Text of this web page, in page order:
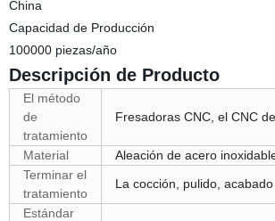
China
Capacidad de Producción
100000 piezas/año
Descripción de Producto
El método
de
tratamiento
Fresadoras CNC, el CNC
Material
Aleación de acero
Terminar el
tratamiento
La cocción, pulido,
Estándar